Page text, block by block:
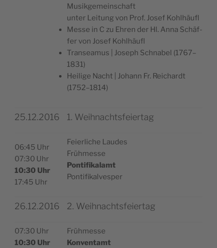
Musikgemeinschaft
unter Lei­tung von Prof. Josef Kohlhäufl
Mes­se in C zu Ehren der Hl. Anna Schäf­
fer von Josef Kohlhäufl
Tran­sea­mus | Jose­ph Sch­na­bel (1767–
1831)
Hei­li­ge Nacht | Johann Fr. Rei­chardt
(1752–1814)
25.12.2016 1. Weihnachtsfeiertag
06:45 Uhr
07:30 Uhr
10:30 Uhr
17:45 Uhr
Feier­li­che Laudes
Frühmesse
Pon­ti­fi­ka­lamt
Pontifikalvesper
26.12.2016 2. Weihnachtsfeiertag
07:30 Uhr
10:30 Uhr
Früh­mes­se
Kon­ven­tamt